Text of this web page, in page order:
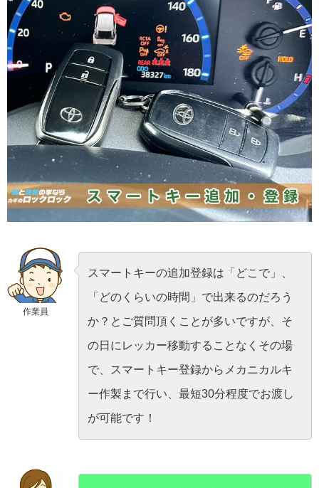
作業員
スマートキーの追加登録は「どこで」、
「どのくらいの時間」で出来るのだろう
か？とご質問頂くことが多いですが、そ
の日にレッカー移動することなくその場
で、スマートキー登録からメカニカルキ
ー作製まで行い、最短30分程度でお渡し
が可能です！